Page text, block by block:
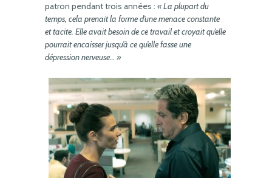
patron pendant trois années : « La plupart du
temps, cela prenait la forme d’une menace constante
et tacite. Elle avait besoin de ce travail et croyait qu’elle
pourrait encaisser jusqu’à ce qu’elle fasse une
dépression nerveuse… »